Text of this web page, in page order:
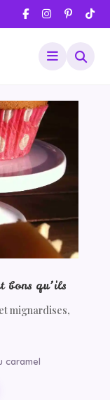
bons qu’ils
mignardises,
caramel